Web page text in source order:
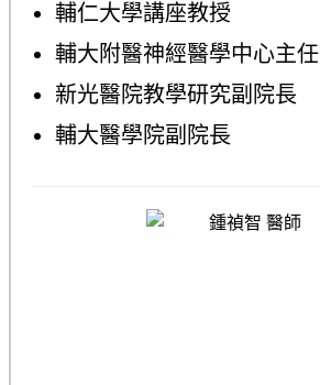
輔仁大學講座教授
輔大附醫神經醫學中心主任
新光醫院教學研究副院長
輔大醫學院副院長